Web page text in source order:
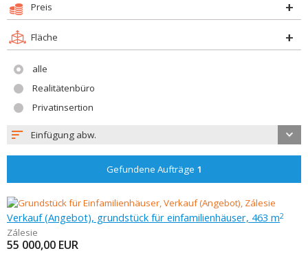
Preis
Fläche
alle
Realitätenbüro
Privatinsertion
Einfügung abw.
Gefundene Aufträge 1
Verkauf (Angebot), grundstück für einfamilienhäuser, 463 m2
Zálesie
55 000,00 EUR